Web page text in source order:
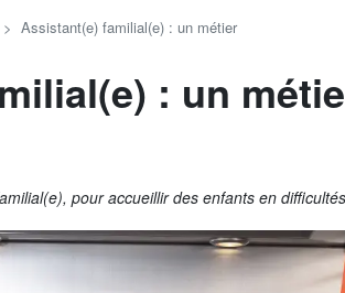
Assistant(e) familial(e) : un métier
: un
pour accueillir des enfants en